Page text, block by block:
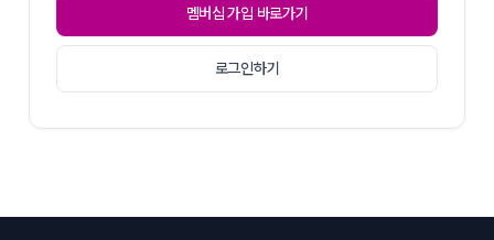
멤버십 가입 바로가기
로그인하기